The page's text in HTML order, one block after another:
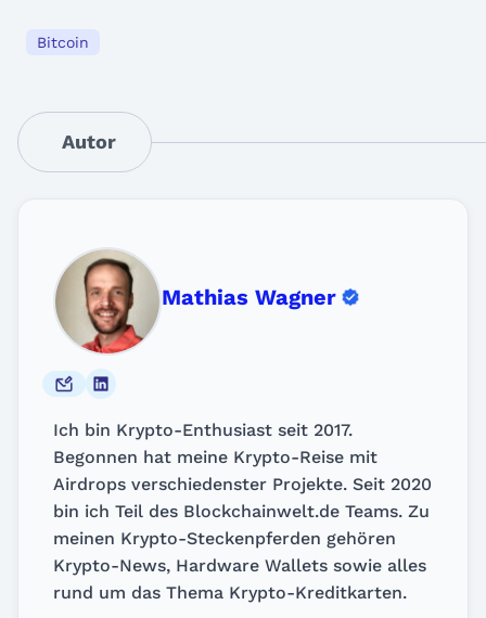
Bitcoin
Autor
Mathias Wagner
Ich bin Krypto-Enthusiast seit 2017.
Begonnen hat meine Krypto-Reise mit
Airdrops verschiedenster Projekte. Seit 2020
bin ich Teil des Blockchainwelt.de Teams. Zu
meinen Krypto-Steckenpferden gehören
Krypto-News, Hardware Wallets sowie alles
rund um das Thema Krypto-Kreditkarten.